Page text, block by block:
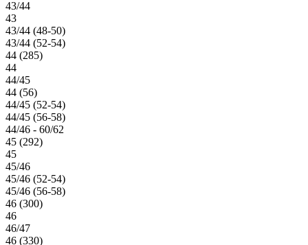
43/44
43
43/44 (48-50)
43/44 (52-54)
44 (285)
44
44/45
44 (56)
44/45 (52-54)
44/45 (56-58)
44/46 - 60/62
45 (292)
45
45/46
45/46 (52-54)
45/46 (56-58)
46 (300)
46
46/47
46 (330)